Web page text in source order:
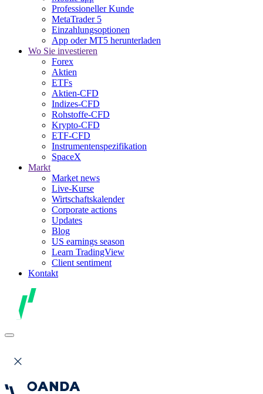
Professioneller Kunde
MetaTrader 5
Einzahlungsoptionen
App oder MT5 herunterladen
Wo Sie investieren
Forex
Aktien
ETFs
Aktien-CFD
Indizes-CFD
Rohstoffe-CFD
Krypto-CFD
ETF-CFD
Instrumentenspezifikation
SpaceX
Markt
Market news
Live-Kurse
Wirtschaftskalender
Corporate actions
Updates
Blog
US earnings season
Learn TradingView
Client sentiment
Kontakt